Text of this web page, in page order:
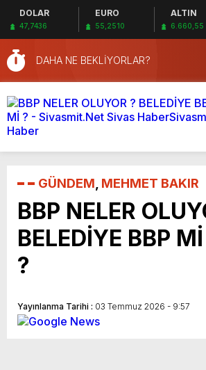
DOLAR
47,7436
EURO
55,2510
ALTIN
6.660,55
DAHA NE BEKLİYORLAR?
GÜNDEM MEHMET BAKIR
BBP NELER
BELEDİYE BBP
?
Yayınlanma Tarihi : 03 Temmuz 2026 - 9:57